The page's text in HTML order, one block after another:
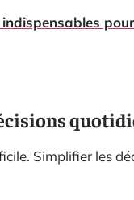
Simplifier les